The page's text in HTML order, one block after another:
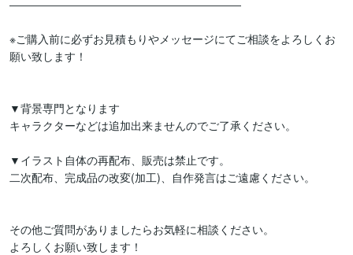
―――――――――――――――――――――
※ご購入前に必ずお見積もりやメッセージにてご相談をよろしくお
願い致します！
▼背景専門となります
キャラクターなどは追加出来ませんのでご了承ください。
▼イラスト自体の再配布、販売は禁止です。
二次配布、完成品の改変(加工)、自作発言はご遠慮ください。
その他ご質問がありましたらお気軽に相談ください。
よろしくお願い致します！